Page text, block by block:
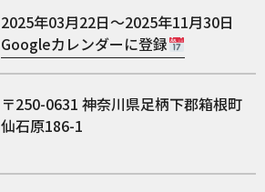
2025年03月22日～2025年11月30日
Googleカレンダーに登録
250-0631 神奈川県足柄下郡箱根町
仙石原186-1